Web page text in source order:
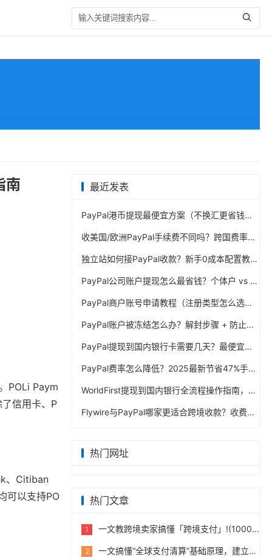
南
POLi Paym
信用卡、P
、Citiban
可以支持PO
最近发表
PayPal港币提现最便宜方案（不换汇更省钱）
收美国/欧洲PayPal手续费不同吗？跨国费率表曝光
独立站如何接PayPal收款？新手0成本配置教程
PayPal公司账户提现怎么最省钱？个体户 vs 公司对比
PayPal商户账号申请教程（注册类型怎么选？避坑指南）
PayPal账户被冻结怎么办？解封步骤 + 防止再次限制指南
PayPal提现到国内银行卡需要几天？最便宜的方法公布
PayPal费率怎么降低？2025最新节省47%手续费方案
WorldFirst提现到国内银行全流程操作指南，卖家必读完整攻略
Flywire与PayPal哪家更适合跨境收款？收费到账体验全面评测
热门网址
热门文章
1 一文教跨境卖家搞懂「跨境支付」!(10000字)
2 一文搞懂“全球支付清算”基础原理，建立跨境支付底层认知